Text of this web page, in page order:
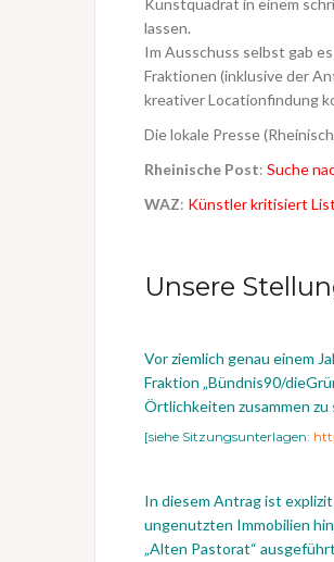
Kunstquadrat in einem
lassen.
Im Ausschuss selbst gab
Fraktionen (inklusive der
kreativer Locationfindung
Die lokale Presse
Rheinische Post: Suche
WAZ: Künstler kritisiert
Unsere
Vor ziemlich genau einem
Fraktion „Bündnis90/
Örtlichkeiten zusammen
[siehe Sitzungsunterlagen:
In diesem Antrag ist
ungenutzten Immobilien
„Alten Pastorat“